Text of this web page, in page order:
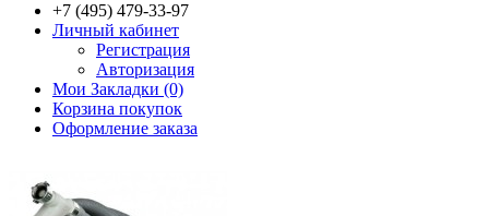
+7 (495) 479-33-97
Личный кабинет
Регистрация
Авторизация
Мои Закладки (0)
Корзина покупок
Оформление заказа